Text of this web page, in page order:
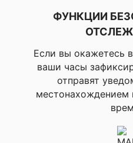
ФУНКЦИИ
Если вы окажетесь
ваши часы
отправят
местонахождением